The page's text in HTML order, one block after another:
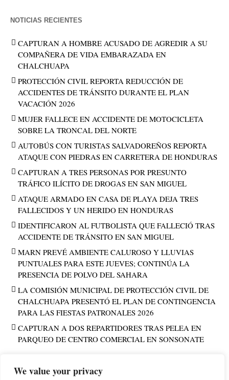
We value your privacy
NOTICIAS RECIENTES
CAPTURAN A HOMBRE ACUSADO DE AGREDIR A SU
COMPAÑERA DE VIDA EMBARAZADA EN
CHALCHUAPA
PROTECCIÓN CIVIL REPORTA REDUCCIÓN DE
ACCIDENTES DE TRÁNSITO DURANTE EL PLAN
VACACIÓN 2026
MUJER FALLECE EN ACCIDENTE DE MOTOCICLETA
SOBRE LA TRONCAL DEL NORTE
AUTOBÚS CON TURISTAS SALVADOREÑOS REPORTA
ATAQUE CON PIEDRAS EN CARRETERA DE HONDURAS
CAPTURAN A TRES PERSONAS POR PRESUNTO
TRÁFICO ILÍCITO DE DROGAS EN SAN MIGUEL
ATAQUE ARMADO EN CASA DE PLAYA DEJA TRES
FALLECIDOS Y UN HERIDO EN HONDURAS
IDENTIFICARON AL FUTBOLISTA QUE FALLECIÓ TRAS
ACCIDENTE DE TRÁNSITO EN SAN MIGUEL
MARN PREVÉ AMBIENTE CALUROSO Y LLUVIAS
PUNTUALES PARA ESTE JUEVES; CONTINÚA LA
PRESENCIA DE POLVO DEL SAHARA
LA COMISIÓN MUNICIPAL DE PROTECCIÓN CIVIL DE
CHALCHUAPA PRESENTÓ EL PLAN DE CONTINGENCIA
PARA LAS FIESTAS PATRONALES 2026
CAPTURAN A DOS REPARTIDORES TRAS PELEA EN
PARQUEO DE CENTRO COMERCIAL EN SONSONATE
PUBLICIDAD